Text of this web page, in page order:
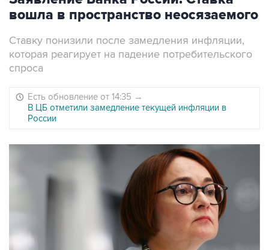
вошла в пространство неосязаемого
Ставку понизили после замедления инфляции,
которая реагирует на падение потребительского
спроса
Есть обновление от 14:35 →
В ЦБ отметили замедление текущей инфляции в
России